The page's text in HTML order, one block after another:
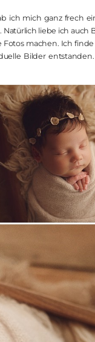
ich mich ganz frech
liebe ich auch
machen. Ich
Bilder